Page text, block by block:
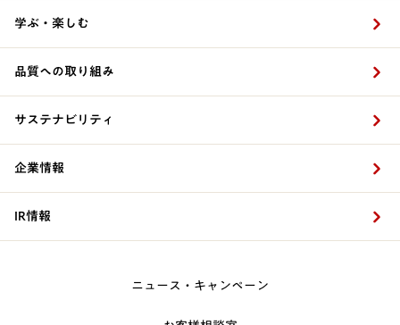
学ぶ・楽しむ
品質への取り組み
サステナビリティ
企業情報
IR情報
ニュース・キャンペーン